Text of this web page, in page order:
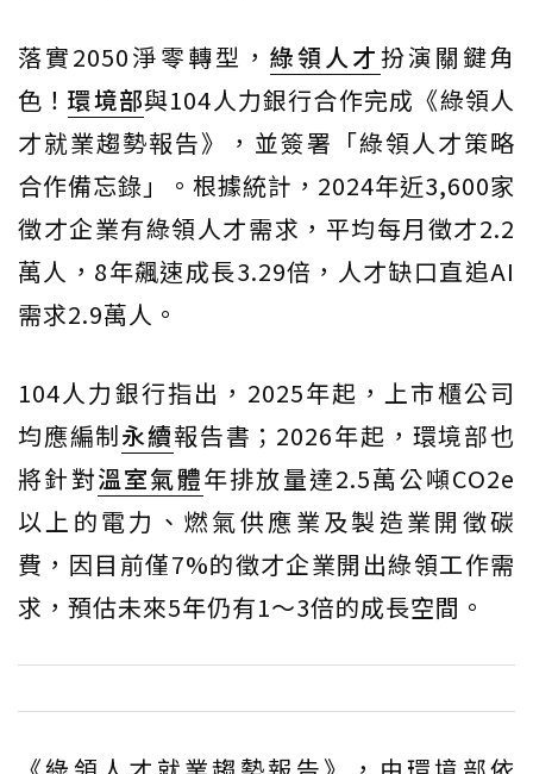
落實2050淨零轉型， 綠領人才扮演關鍵角
色！環境部與104人力銀行合作完成《綠領人
才就業趨勢報告》，並簽署「綠領人才策略
合作備忘錄」。根據統計，2024年近3,600家
徵才企業有綠領人才需求，平均每月徵才2.2
萬人，8年飆速成長3.29倍，人才缺口直追AI
需求2.9萬人。
104人力銀行指出，2025年起，上市櫃公司
均應編制永續報告書；2026年起，環境部也
將針對溫室氣體年排放量達2.5萬公噸CO2e
以上的電力、燃氣供應業及製造業開徵碳
費，因目前僅7%的徵才企業開出綠領工作需
求，預估未來5年仍有1～3倍的成長空間。